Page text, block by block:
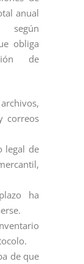
anual
obliga
de
correos
legal de
ha
de que